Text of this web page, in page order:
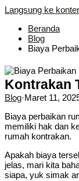
Langsung ke
Beranda
Blog
Biaya
Kontrakan
Blog·Maret 11,
Biaya perbaikan
memiliki hak dan
rumah kontrakan.
Apakah biaya
jelas, mari kita
siapa, yuk simak